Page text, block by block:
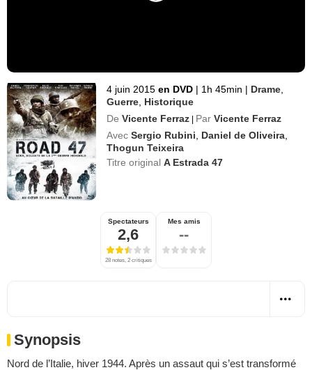
4 juin 2015 en DVD | 1h 45min | Drame
Guerre Historique
De Vicente Ferraz | Par Vicente Ferraz
Avec Sergio Rubini Daniel de Oliveira
Thogun Teixeira
Titre originalA Estrada 47
Spectateurs
2,6
28 notes, 2 critiques
Mes amis
--
Synopsis
Nord de l’Italie, hiver 1944. Après un assaut qui s’est transformé